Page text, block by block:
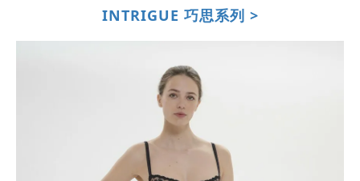
INTRIGUE 巧思系列 >